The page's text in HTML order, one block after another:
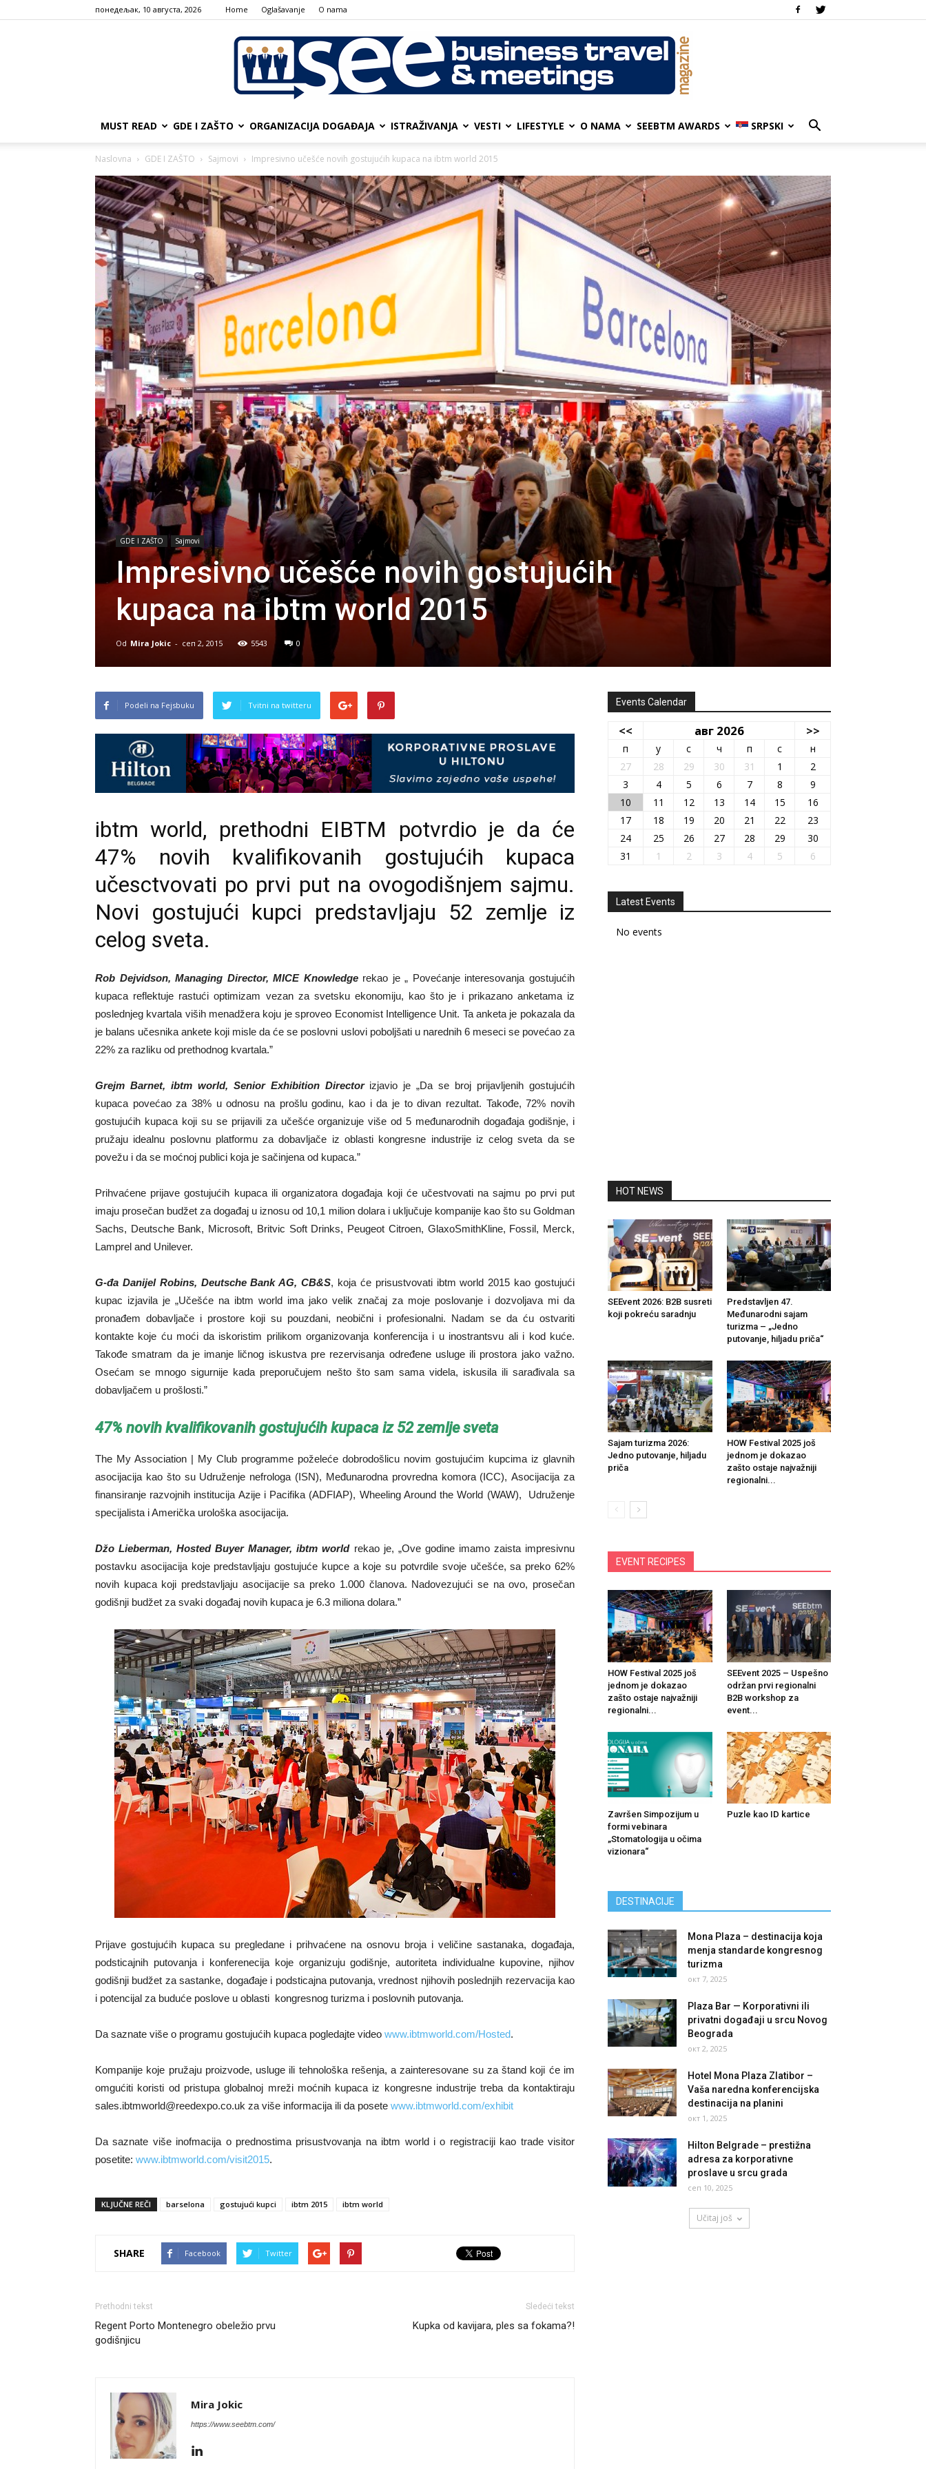
понедељак, 10 августа, 2026 Home Oglašavanje О nama
Business
&
meetings
magazine
MUST READ GDE I ZAŠTO ORGANIZACIJA DOGAĐAJA ISTRAŽIVANJA VESTI LIFESTYLE О NAMA SEEBTM AWARDS SRPSKI
Naslovna GDE I ZAŠTO Sajmovi Impresivno učešće novih gostujućih kupaca na ibtm world 2015
GDE I ZAŠTO Sajmovi
Impresivno učešće novih gostujućih
kupaca na ibtm world 2015
Od Mira Jokic - сеп 2, 2015 5543 0
Podeli na Fejsbuku Tvitni na twitteru
ibtm world, prethodni EIBTM potvrdio je da će
47% novih kvalifikovanih gostujućih kupaca
učesctvovati po prvi put na ovogodišnjem sajmu.
Novi gostujući kupci predstavljaju 52 zemlje iz
celog sveta.
Rob Dejvidson, Managing Director, MICE Knowledge rekao je „ Povećanje interesovanja gostujućih
kupaca reflektuje rastući optimizam vezan za svetsku ekonomiju, kao što je i prikazano anketama iz
poslednjeg kvartala viših menadžera koju je sproveo Economist Intelligence Unit. Ta anketa je pokazala da
je balans učesnika ankete koji misle da će se poslovni uslovi poboljšati u narednih 6 meseci se povećao za
22% za razliku od prethodnog kvartala.”
Grejm Barnet, ibtm world, Senior Exhibition Directorizjavio je „Da se broj prijavljenih gostujućih
kupaca povećao za 38% u odnosu na prošlu godinu, kao i da je to divan rezultat. Takođe, 72% novih
gostujućih kupaca koji su se prijavili za učešće organizuje više od 5 međunarodnih događaja godišnje, i
pružaju idealnu poslovnu platformu za dobavljače iz oblasti kongresne industrije iz celog sveta da se
povežu i da se moćnoj publici koja je sačinjena od kupaca.”
Prihvaćene prijave gostujućih kupaca ili organizatora događaja koji će učestvovati na sajmu po prvi put
imaju prosečan budžet za događaj u iznosu od 10,1 milion dolara i uključuje kompanije kao što su Goldman
Sachs, Deutsche Bank, Microsoft, Britvic Soft Drinks, Peugeot Citroen, GlaxoSmithKline, Fossil, Merck,
Lamprel and Unilever.
G-đa Danijel Robins, Deutsche Bank AG, CB&S, koja će prisustvovati ibtm world 2015 kao gostujući
kupac izjavila je „Učešće na ibtm world ima jako velik značaj za moje poslovanje i dozvoljava mi da
pronađem dobavljače i prostore koji su pouzdani, neobični i profesionalni. Nadam se da ću ostvariti
kontakte koje ću moći da iskoristim prilikom organizovanja konferencija i u inostrantsvu ali i kod kuće.
Takođe smatram da je imanje ličnog iskustva pre rezervisanja određene usluge ili prostora jako važno.
Osećam se mnogo sigurnije kada preporučujem nešto što sam sama videla, iskusila ili sarađivala sa
dobavljačem u prošlosti.”
47% novih kvalifikovanih gostujućih kupaca iz 52 zemlje sveta
The My Association | My Club programme poželeće dobrodošlicu novim gostujućim kupcima iz glavnih
asocijacija kao što su Udruženje nefrologa (ISN), Međunarodna provredna komora (ICC), Asocijacija za
finansiranje razvojnih institucija Azije i Pacifika (ADFIAP), Wheeling Around the World (WAW), Udruženje
specijalista i Američka urološka asocijacija.
Džo Lieberman, Hosted Buyer Manager, ibtm worldrekao je, „Ove godine imamo zaista impresivnu
postavku asocijacija koje predstavljaju gostujuće kupce a koje su potvrdile svoje učešće, sa preko 62%
novih kupaca koji predstavljaju asocijacije sa preko 1.000 članova. Nadovezujući se na ovo, prosečan
godišnji budžet za svaki događaj novih kupaca je 6.3 miliona dolara.”
Prijave gostujućih kupaca su pregledane i prihvaćene na osnovu broja i veličine sastanaka, događaja,
podsticajnih putovanja i konferenecija koje organizuju godišnje, autoriteta individualne kupovine, njihov
godišnji budžet za sastanke, događaje i podsticajna putovanja, vrednost njihovih poslednjih rezervacija kao
i potencijal za buduće poslove u oblasti kongresnog turizma i poslovnih putovanja.
Da saznate više o programu gostujućih kupaca pogledajte video www.ibtmworld.com/Hosted.
Kompanije koje pružaju proizvode, usluge ili tehnološka rešenja, a zainteresovane su za štand koji će im
omgućiti koristi od pristupa globalnoj mreži moćnih kupaca iz kongresne industrije treba da kontaktiraju
sales.ibtmworld@reedexpo.co.uk za više informacija ili da posete www.ibtmworld.com/exhibit
Da saznate više inofmacija o prednostima prisustvovanja na ibtm world i o registraciji kao trade visitor
posetite: www.ibtmworld.com/visit2015.
KLJUČNE REČI barselona gostujući kupci ibtm 2015 ibtm world
SHARE Facebook Twitter
Prethodni tekst
Regent Porto Montenegro obeležio prvu
godišnjicu
Sledeći tekst
Kupka od kavijara, ples sa fokama?!
Mira Jokic
https://www.seebtm.com/
Events Calendar
<< авг 2026 >>
п у с ч п с
н
27
28 29 30 31 1
2
3
4 5 6 7 8
9
10
11 12 13 14 15
16
17
18 19 20 21 22
23
24
25 26 27 28 29
30
31
1 2 3 4 5 6
Latest Events
No events
HOT NEWS
SEEvent 2026: B2B susreti
koji pokreću saradnju
Predstavljen 47.
Međunarodni sajam
turizma – „Jedno
putovanje, hiljadu priča“
Sajam turizma 2026:
Jedno putovanje, hiljadu
priča
HOW Festival 2025 još
jednom je dokazao
zašto ostaje najvažniji
regionalni...
EVENT RECIPES
HOW Festival 2025 još
jednom je dokazao
zašto ostaje najvažniji
regionalni...
SEEvent 2025 – Uspešno
održan prvi regionalni
B2B workshop za
event...
Završen Simpozijum u
formi vebinara
„Stomatologija u očima
vizionara“
Puzle kao ID kartice
DESTINACIJE
Mona Plaza – destinacija koja
menja standarde kongresnog
turizma
окт 7, 2025
Plaza Bar — Korporativni ili
privatni događaji u srcu Novog
Beograda
окт 2, 2025
Hotel Mona Plaza Zlatibor –
Vaša naredna konferencijska
destinacija na planini
окт 1, 2025
Hilton Belgrade – prestižna
adresa za korporativne
proslave u srcu grada
сеп 10, 2025
Učitaj još